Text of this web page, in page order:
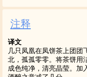
注释
译文
几只凤凰在凤饼茶上团团
北，孤孤零零。将茶饼用
成色纯净，清亮晶莹。加